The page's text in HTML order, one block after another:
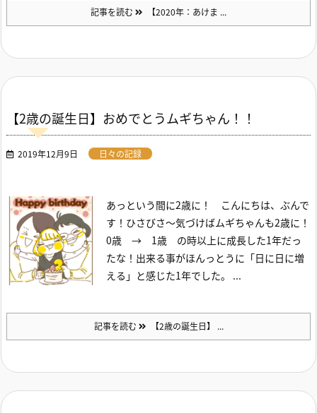
記事を読む 【2020年：あけま ...
【2歳の誕生日】おめでとうムギちゃん！！
2019年12月9日 日々の記録
あっという間に2歳に！
こんにちは、ぶんで
す！ひさびさ～気づけばムギちゃんも2歳に！
0歳 → 1歳 の時以上に成長した1年だっ
たな！出来る事がほんっとうに「日に日に増
える」と感じた1年でした。
...
記事を読む 【2歳の誕生日】 ...